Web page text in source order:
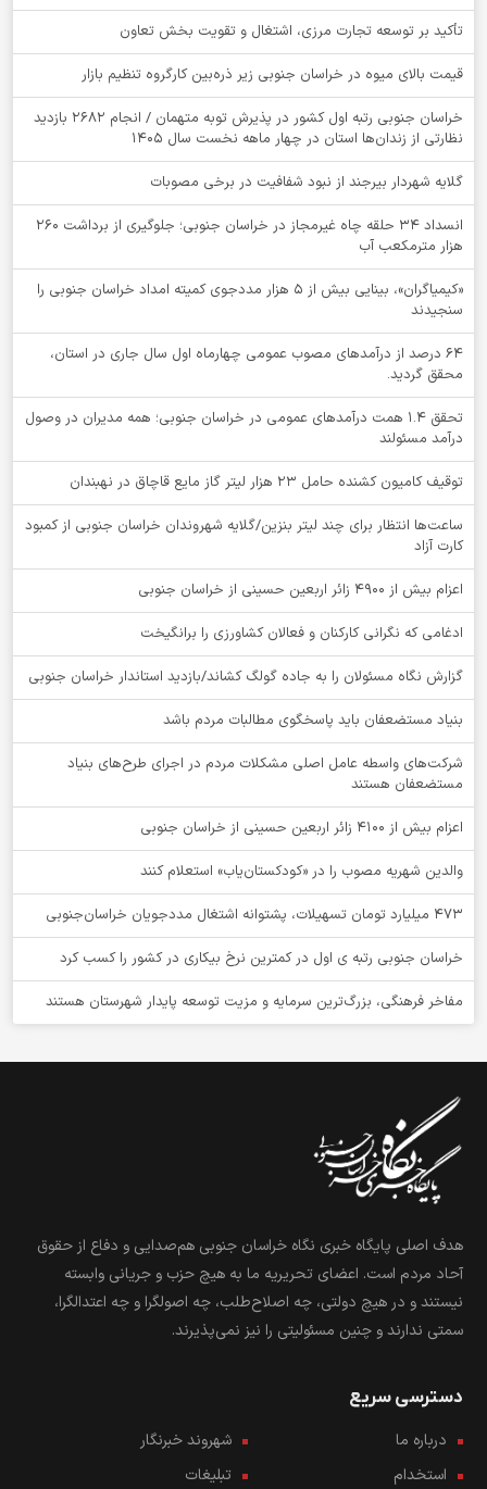
تأکید بر توسعه تجارت مرزی، اشتغال و تقویت بخش تعاون
قیمت بالای میوه در خراسان جنوبی زیر ذره‌بین کارگروه تنظیم بازار
خراسان جنوبی رتبه اول کشور در پذیرش توبه متهمان / انجام ۲۶۸۲ بازدید
نظارتی از زندان‌ها استان در چهار ماهه نخست سال 1405
گلایه شهردار بیرجند از نبود شفافیت در برخی مصوبات
انسداد ۳۴ حلقه چاه غیرمجاز در خراسان جنوبی؛ جلوگیری از برداشت ۲۶۰
هزار مترمکعب آب
«کیمیاگران»، بینایی بیش از ۵ هزار مددجوی کمیته امداد خراسان جنوبی را
سنجیدند
64 درصد از درآمدهای مصوب عمومی چهارماه اول سال جاری در استان،
محقق گردید.
تحقق ۱.۴ همت درآمدهای عمومی در خراسان جنوبی؛ همه مدیران در وصول
درآمد مسئولند
توقيف کامیون کشنده حامل 23 هزار لیتر گاز مایع قاچاق در نهبندان
ساعت‌ها انتظار برای چند لیتر بنزین/گلایه شهروندان خراسان جنوبی از کمبود
کارت آزاد
اعزام بیش از 4900 زائر اربعین حسینی از خراسان جنوبی
ادغامی که نگرانی کارکنان و فعالان کشاورزی را برانگیخت
گزارش نگاه مسئولان را به جاده گولگ کشاند/بازدید استاندار خراسان جنوبی
بنیاد مستضعفان باید پاسخگوی مطالبات مردم باشد
شرکت‌های واسطه عامل اصلی مشکلات مردم در اجرای طرح‌های بنیاد
مستضعفان هستند
اعزام بیش از 4100 زائر اربعین حسینی از خراسان جنوبی
والدین شهریه مصوب را در «کودکستان‌یاب» استعلام کنند
۴۷۳ میلیارد تومان تسهیلات، پشتوانه اشتغال مددجویان خراسان‌جنوبی
خراسان جنوبی رتبه ی اول در کمترین نرخ بیکاری در کشور را کسب کرد
مفاخر فرهنگی، بزرگ‌ترین سرمایه و مزیت توسعه پایدار شهرستان هستند
هدف اصلی پایگاه خبری نگاه خراسان جنوبی هم‌صدایی و دفاع از حقوق
آحاد مردم است. اعضای تحریریه ما به هیچ حزب و جریانی وابسته
نیستند و در هیچ دولتی، چه اصلاح‌طلب، چه اصولگرا و چه اعتدالگرا،
سمتی ندارند و چنین مسئولیتی را نیز نمی‌پذیرند.
دسترسی سریع
درباره ما
شهروند خبرنگار
استخدام
تبلیغات